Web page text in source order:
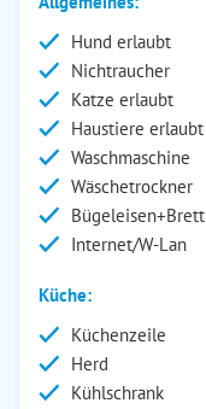
Hund erlaubt
Nichtraucher
Katze erlaubt
Haustiere erlaubt
Waschmaschine
Wäschetrockner
Bügeleisen+Brett
Internet/W-Lan
Küche:
Küchenzeile
Herd
Kühlschrank